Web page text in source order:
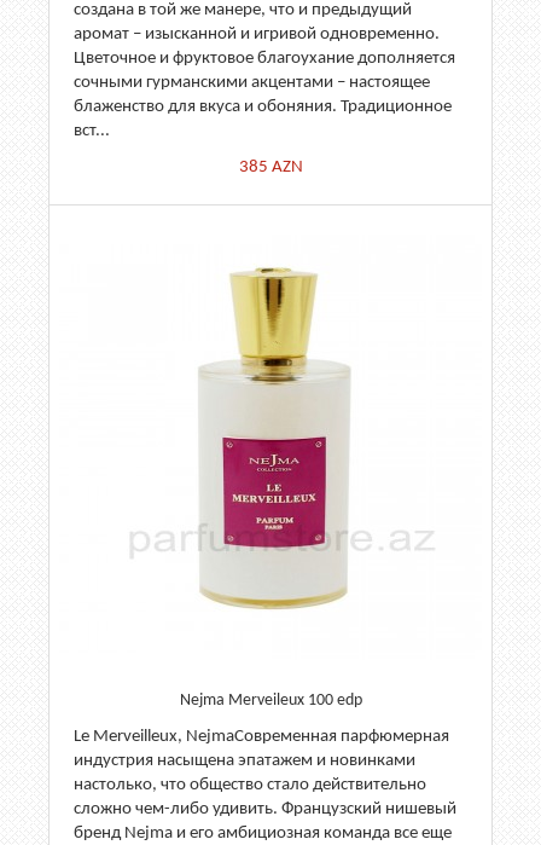
создана в той же манере, что и предыдущий
аромат – изысканной и игривой одновременно.
Цветочное и фруктовое благоухание дополняется
сочными гурманскими акцентами – настоящее
блаженство для вкуса и обоняния. Традиционное
вст...
385 AZN
Nejma Merveileux 100 edp
Le Merveilleux, NejmaСовременная парфюмерная
индустрия насыщена эпатажем и новинками
настолько, что общество стало действительно
сложно чем-либо удивить. Французский нишевый
бренд Nejma и его амбициозная команда все еще